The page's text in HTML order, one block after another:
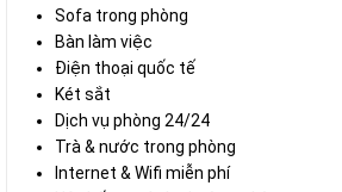
Sofa trong phòng
Bàn làm việc
Điện thoại quốc tế
Két sắt
Dịch vụ phòng 24/24
Trà & nước trong phòng
Internet & Wifi miễn phí